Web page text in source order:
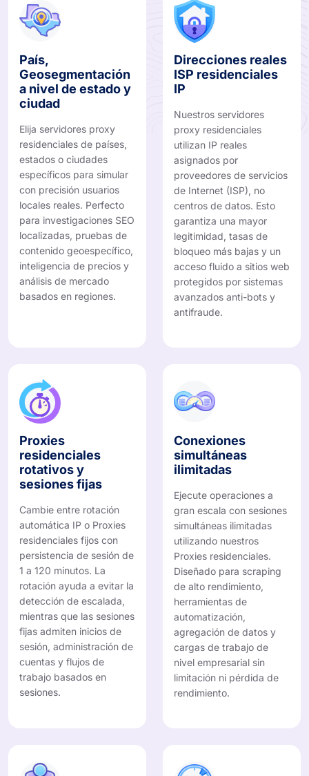
País,
Geosegmentación
a nivel de estado y
ciudad
Elija servidores proxy
residenciales de países,
estados o ciudades
específicos para simular
con precisión usuarios
locales reales. Perfecto
para investigaciones SEO
localizadas, pruebas de
contenido geoespecífico,
inteligencia de precios y
análisis de mercado
basados ​​en regiones.
Direcciones reales
ISP residenciales
IP
Nuestros servidores
proxy residenciales
utilizan IP reales
asignados por
proveedores de servicios
de Internet (ISP), no
centros de datos. Esto
garantiza una mayor
legitimidad, tasas de
bloqueo más bajas y un
acceso fluido a sitios web
protegidos por sistemas
avanzados anti-bots y
antifraude.
Proxies
residenciales
rotativos y
sesiones fijas
Cambie entre rotación
automática IP o Proxies
residenciales fijos con
persistencia de sesión de
1 a 120 minutos. La
rotación ayuda a evitar la
detección de escalada,
mientras que las sesiones
fijas admiten inicios de
sesión, administración de
cuentas y flujos de
trabajo basados ​​en
sesiones.
Conexiones
simultáneas
ilimitadas
Ejecute operaciones a
gran escala con sesiones
simultáneas ilimitadas
utilizando nuestros
Proxies residenciales.
Diseñado para scraping
de alto rendimiento,
herramientas de
automatización,
agregación de datos y
cargas de trabajo de
nivel empresarial sin
limitación ni pérdida de
rendimiento.